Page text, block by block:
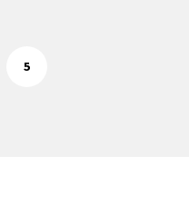
5